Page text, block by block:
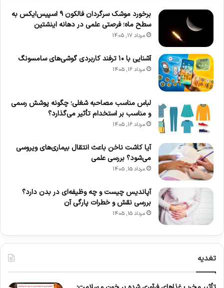
برخورد موشک سرگردان فالکون ۹ اسپیس‌ایکس به
سطح ماه؛ فرصتی علمی در دهانه اینشتین
مرداد 17, 1405
آشنایی با ۱۰ ترفند کاربردی گوشی‌های سامسونگ
مرداد 16, 1405
لباس مناسب مصاحبه شغلی؛ چگونه پوشش رسمی
و مناسب بر استخدام تأثیر می‌گذارد؟
مرداد 16, 1405
آیا کاشت ناخن باعث انتقال بیماری‌های ویروسی
می‌شود؟ بررسی علمی
مرداد 15, 1405
آپاندیس چیست و چه وظیفه‌ای در بدن دارد؟
بررسی نقش و خطرات پارگی آن
مرداد 15, 1405
تغدیه